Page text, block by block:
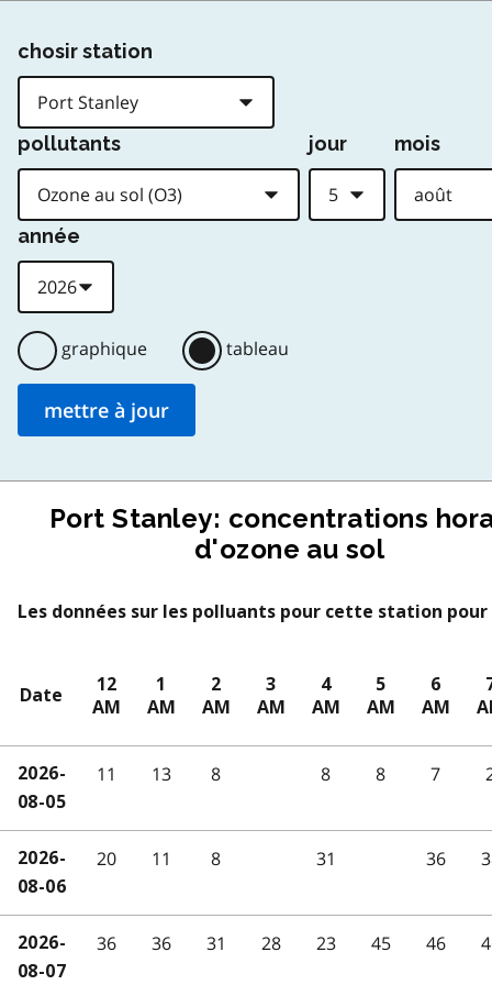
chosir station
pollutants jour mois
année
graphique tableau
Port Stanley: concentrations
d'ozone au sol
Les données sur les polluants pour cette station
Date
12
AM
1
AM
2
AM
3
AM
4
AM
5
AM
6
AM
2026-
08-05
11 13 8 8 8 7
2026-
08-06
20 11 8 31 36
2026-
08-07
36 36 31 28 23 45 46